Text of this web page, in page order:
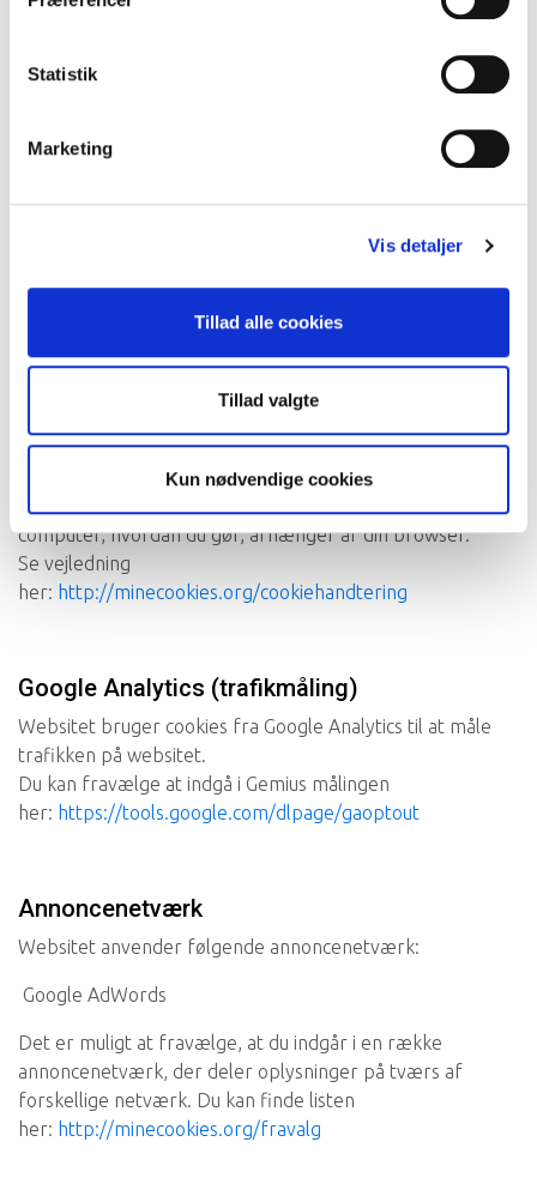
Statistik
Marketing
Vis detaljer
Tillad alle cookies
Tillad valgte
Kun nødvendige cookies
at få indsigt i hvilke oplysninger, der er registreret.
at få oplysninger rettet, hvis de er forkerte eller
at få oplysningerne slettet
(Dataportabililitet)
Henvendelse i forbindelse hermed rettes til os via e-
mailinfo@toscana-vacanze.dk
websitet og funktionaliteten med henblik på gøre besøget
for dig så enkelt og nemt som muligt
Du kan til enhver tid undgå cookies eller slette dem fra din
computer, hvordan du gør, afhænger af din browser.
Se vejledning
her: http://minecookies.org/cookiehandtering
Google Analytics (trafikmåling)
Websitet bruger cookies fra Google Analytics til at måle
trafikken på websitet.
Du kan fravælge at indgå i Gemius målingen
her: https://tools.google.com/dlpage/gaoptout
Annoncenetværk
Websitet anvender følgende annoncenetværk:
Google AdWords
Det er muligt at fravælge, at du indgår i en række
annoncenetværk, der deler oplysninger på tværs af
forskellige netværk. Du kan finde listen
her: http://minecookies.org/fravalg